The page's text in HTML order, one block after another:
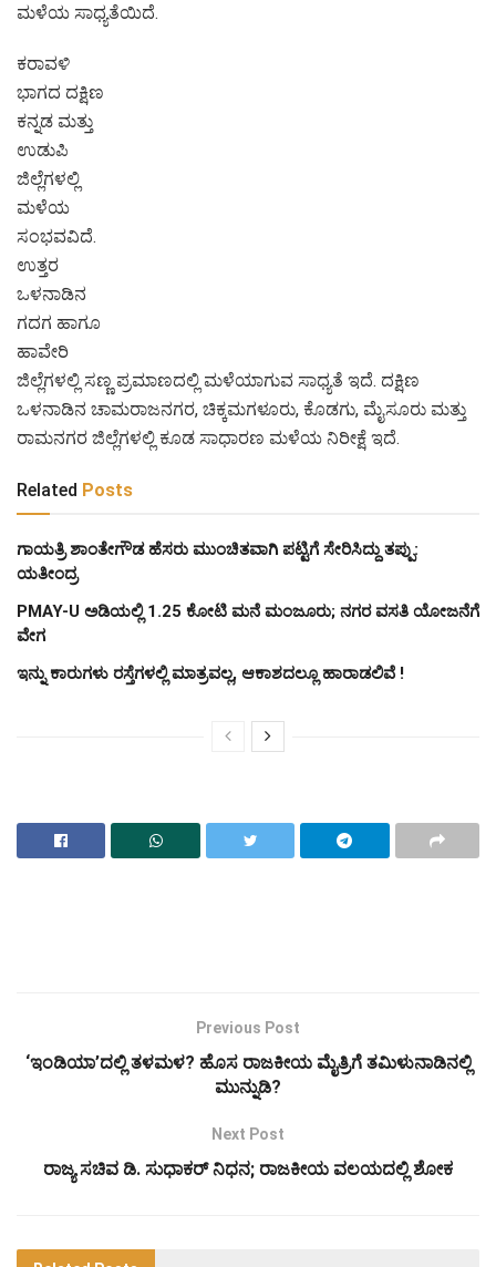
ಮಳೆಯ ಸಾಧ್ಯತೆಯಿದೆ.
ಕರಾವಳಿ
ಭಾಗದ ದಕ್ಷಿಣ
ಕನ್ನಡ ಮತ್ತು
ಉಡುಪಿ
ಜಿಲ್ಲೆಗಳಲ್ಲಿ
ಮಳೆಯ
ಸಂಭವವಿದೆ.
ಉತ್ತರ
ಒಳನಾಡಿನ
ಗದಗ ಹಾಗೂ
ಹಾವೇರಿ
ಜಿಲ್ಲೆಗಳಲ್ಲಿ ಸಣ್ಣ ಪ್ರಮಾಣದಲ್ಲಿ ಮಳೆಯಾಗುವ ಸಾಧ್ಯತೆ ಇದೆ. ದಕ್ಷಿಣ
ಒಳನಾಡಿನ ಚಾಮರಾಜನಗರ, ಚಿಕ್ಕಮಗಳೂರು, ಕೊಡಗು, ಮೈಸೂರು ಮತ್ತು
ರಾಮನಗರ ಜಿಲ್ಲೆಗಳಲ್ಲಿ ಕೂಡ ಸಾಧಾರಣ ಮಳೆಯ ನಿರೀಕ್ಷೆ ಇದೆ.
Related Posts
ಗಾಯತ್ರಿ ಶಾಂತೇಗೌಡ ಹೆಸರು ಮುಂಚಿತವಾಗಿ ಪಟ್ಟಿಗೆ ಸೇರಿಸಿದ್ದು ತಪ್ಪು:
ಯತೀಂದ್ರ
PMAY-U ಅಡಿಯಲ್ಲಿ 1.25 ಕೋಟಿ ಮನೆ ಮಂಜೂರು; ನಗರ ವಸತಿ ಯೋಜನೆಗೆ
ವೇಗ
ಇನ್ನು ಕಾರುಗಳು ರಸ್ತೆಗಳಲ್ಲಿ ಮಾತ್ರವಲ್ಲ, ಆಕಾಶದಲ್ಲೂ ಹಾರಾಡಲಿವೆ !
Previous Post
‘ಇಂಡಿಯಾ’ದಲ್ಲಿ ತಳಮಳ? ಹೊಸ ರಾಜಕೀಯ ಮೈತ್ರಿಗೆ ತಮಿಳುನಾಡಿನಲ್ಲಿ
ಮುನ್ನುಡಿ?
Next Post
ರಾಜ್ಯ ಸಚಿವ ಡಿ. ಸುಧಾಕರ್ ನಿಧನ; ರಾಜಕೀಯ ವಲಯದಲ್ಲಿ ಶೋಕ